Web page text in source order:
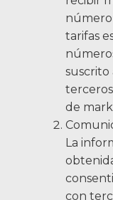
tarifas
suscrito
de
La
con